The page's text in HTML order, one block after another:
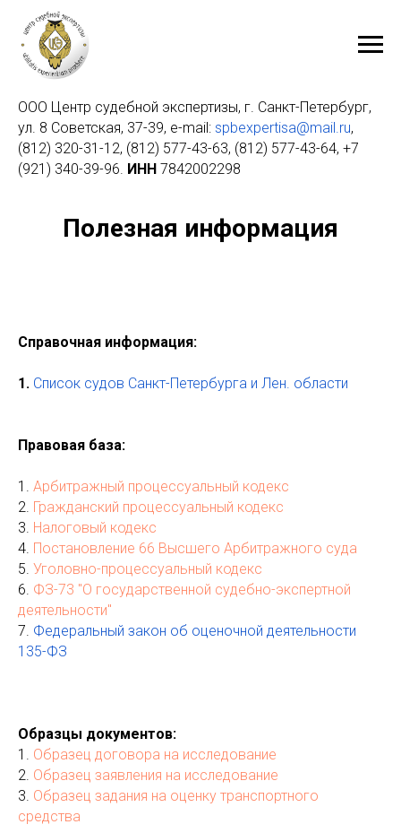
ООО Центр судебной экспертизы, г. Санкт-Петербург,
ул. 8 Советская, 37-39, e-mail: spbexpertisa@mail.ru,
(812) 320-31-12, (812) 577-43-63, (812) 577-43-64, +7
(921) 340-39-96. ИНН 7842002298
Полезная информация
Справочная информация:
1. Список судов Санкт-Петербурга и Лен. области
Правовая база:
1. Арбитражный процессуальный кодекс
2. Гражданский процессуальный кодекс
3. Налоговый кодекс
4. Постановление 66 Высшего Арбитражного суда
5. Уголовно-процессуальный кодекс
6. ФЗ-73 "О государственной судебно-экспертной
деятельности"
7. Федеральный закон об оценочной деятельности
135-ФЗ
Образцы документов:
1. Образец договора на исследование
2. Образец заявления на исследование
3. Образец задания на оценку транспортного
средства